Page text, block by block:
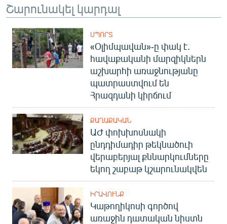
Շարունակել կարդալ
ՍՊՈՐՏ
«Օլիմպավան»-ը փակ է.
հավաքականի մարզիկներն
աշխարհի առաջնությանը
պատրաստվում են
Հրազդանի կիրճում
ՔԱՂԱՔԱԿԱՆ
ԱԺ փոխխոսնակի
ընդդիմադիր թեկնածուի
վերաբերյալ քննարկումները
եկող շաբաթ կշարունակվեն
ԻՐԱՎՈՒՆՔ
Կաթողիկոսի գործով
առաջին դատական նիստն